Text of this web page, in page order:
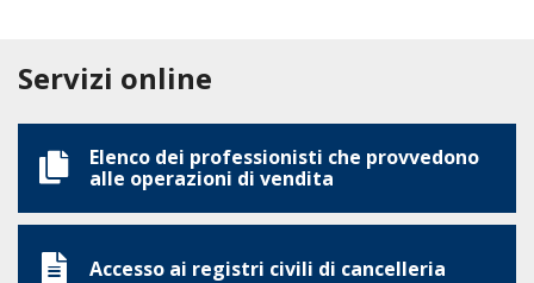
Servizi online
Elenco dei professionisti che provvedono
alle operazioni di vendita
Accesso ai registri civili di cancelleria